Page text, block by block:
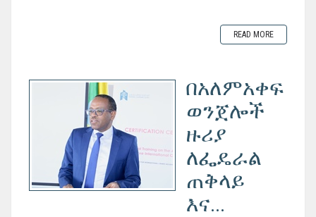
READ MORE
በአለምአቀፍ
ወንጀሎች
ዙሪያ
ለፌዴራል
ጠቅላይ
እና...